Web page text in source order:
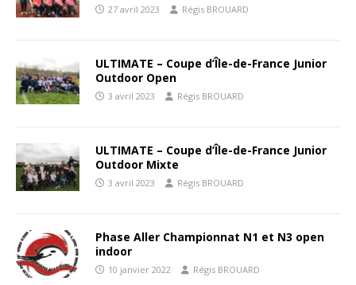
27 avril 2023 Régis BROUARD
ULTIMATE – Coupe d’Île-de-France Junior
Outdoor Open
3 avril 2023 Régis BROUARD
ULTIMATE – Coupe d’Île-de-France Junior
Outdoor Mixte
3 avril 2023 Régis BROUARD
Phase Aller Championnat N1 et N3 open
indoor
10 janvier 2022 Régis BROUARD